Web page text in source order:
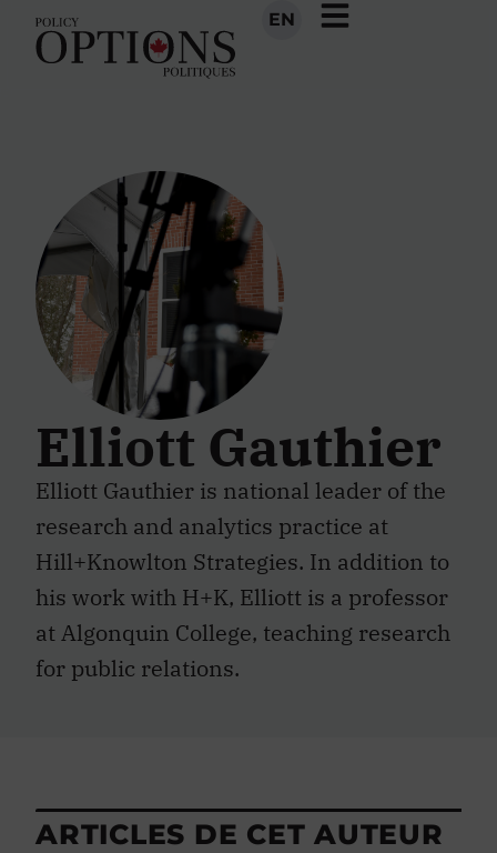
EN
Elliott Gauthier
Elliott Gauthier is national leader of the
research and analytics practice at
Hill+Knowlton Strategies. In addition to
his work with H+K, Elliott is a professor
at Algonquin College, teaching research
for public relations.
ARTICLES DE CET AUTEUR